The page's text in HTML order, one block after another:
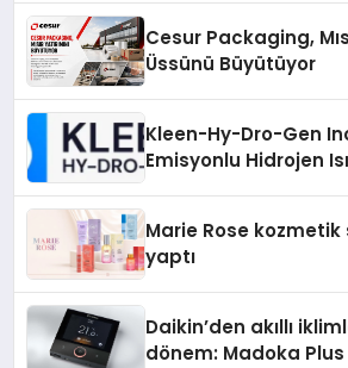
Cesur Packaging,
Üssünü Büyütüyor
Kleen-Hy-Dro-Gen
Emisyonlu Hidrojen
Marie Rose
yaptı
Daikin’den akıllı
dönem: Madoka Plus